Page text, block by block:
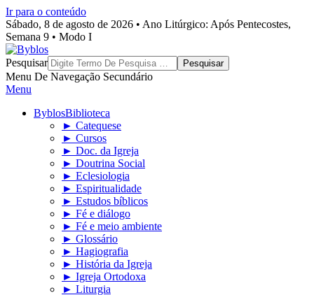
Ir para o conteúdo
Sábado, 8 de agosto de 2026 • Ano Litúrgico: Após Pentecostes,
Semana 9 • Modo I
Byblos
Pesquisar
Menu De Navegação Secundário
Menu
ByblosBiblioteca
► Catequese
► Cursos
► Doc. da Igreja
► Doutrina Social
► Eclesiologia
► Espiritualidade
► Estudos bíblicos
► Fé e diálogo
► Fé e meio ambiente
► Glossário
► Hagiografia
► História da Igreja
► Igreja Ortodoxa
► Liturgia